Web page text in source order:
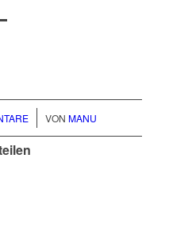
VON MANU